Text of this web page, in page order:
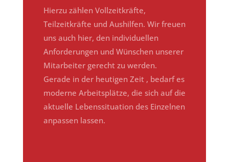
Hierzu zählen Vollzeitkräfte,
Teilzeitkräfte und Aushilfen. Wir freuen
uns auch hier, den individuellen
Anforderungen und Wünschen unserer
Mitarbeiter gerecht zu werden.
Gerade in der heutigen Zeit , bedarf es
moderne Arbeitsplätze, die sich auf die
aktuelle Lebenssituation des Einzelnen
anpassen lassen.